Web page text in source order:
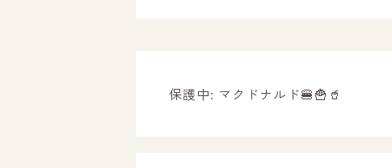
活動内容保護中: マクドナルド🍔🍟🥤